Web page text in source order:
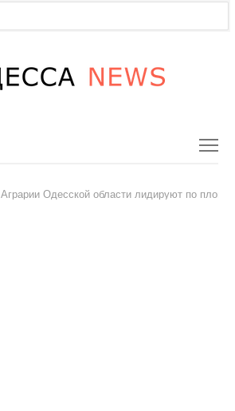
Аграрии Одесской области лидируют по